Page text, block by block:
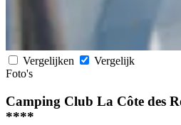
Vergelijken
Vergelijk
Foto's
Camping Club La Côte des
****